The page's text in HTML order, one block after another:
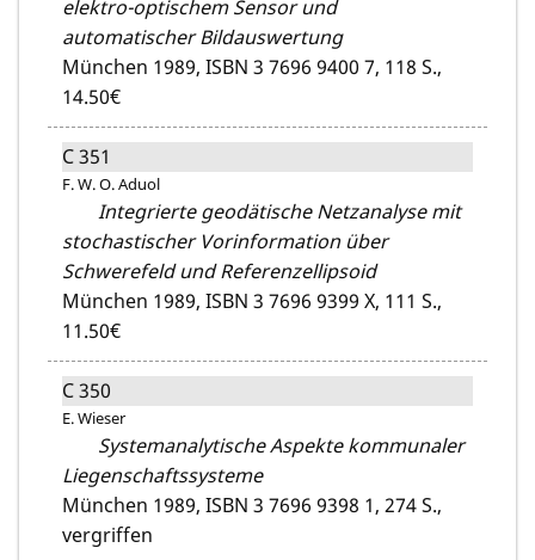
elektro-optischem Sensor und
automatischer Bildauswertung
München 1989, ISBN 3 7696 9400 7, 118 S.,
14.50€
C 351
F. W. O. Aduol
Integrierte geodätische Netzanalyse mit
stochastischer Vorinformation über
Schwerefeld und Referenzellipsoid
München 1989, ISBN 3 7696 9399 X, 111 S.,
11.50€
C 350
E. Wieser
Systemanalytische Aspekte kommunaler
Liegenschaftssysteme
München 1989, ISBN 3 7696 9398 1, 274 S.,
vergriffen